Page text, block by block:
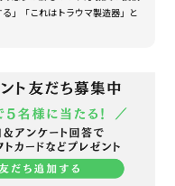
」「これはトラウマ製造器」と